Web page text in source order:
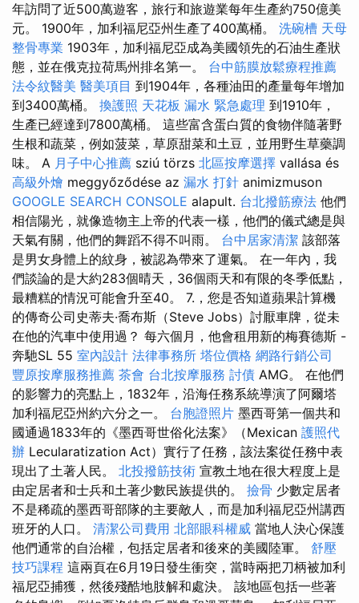
年訪問了近500萬遊客，旅行和旅遊業每年生產約750億美
元。 1900年，加利福尼亞州生產了400萬桶。 洗碗槽 天母
整骨專業 1903年，加利福尼亞成為美國領先的石油生產狀
態，並在俄克拉荷馬州排名第一。 台中筋膜放鬆療程推薦
法令紋醫美 醫美項目 到1904年，各種油田的產量每年增加
到3400萬桶。 換護照 天花板 漏水 緊急處理 到1910年，
生產已經達到7800萬桶。 這些富含蛋白質的食物伴隨著野
生根和蔬菜，例如菠菜，草原甜菜和土豆，並用野生草藥調
味。 A 月子中心推薦 sziú törzs 北區按摩選擇 vallása és
高級外燴 meggyőződése az 漏水 打針 animizmuson
GOOGLE SEARCH CONSOLE alapult. 台北撥筋療法 他們
相信陽光，就像造物主上帝的代表一樣，他們的儀式總是與
天氣有關，他們的舞蹈不得不叫雨。 台中居家清潔 該部落
是男女身體上的紋身，被認為帶來了運氣。 在一年內，我
們談論的是大約283個晴天，36個雨天和有限的冬季低點，
最糟糕的情況可能會升至40。 7.，您是否知道蘋果計算機
的傳奇公司史蒂夫·喬布斯（Steve Jobs）討厭車牌，從未
在他的汽車中使用過？ 每六個月，他會租用新的梅賽德斯 -
奔馳SL 55 室內設計 法律事務所 塔位價格 網路行銷公司
豐原按摩服務推薦 茶會 台北按摩服務 討債 AMG。 在他們
的影響力的亮點上，1832年，沿海任務系統導演了阿爾塔
加利福尼亞州約六分之一。 台胞證照片 墨西哥第一個共和
國通過1833年的《墨西哥世俗化法案》（Mexican 護照代
辦 Lecularatization Act）實行了任務，該法案從任務中表
現出了土著人民。 北投撥筋技術 宣教土地在很​​大程度上是
由定居者和士兵和土著少數民族提供的。 撿骨 少數定居者
不是稀疏的墨西哥部隊的主要敵人，而是加利福尼亞州講西
班牙的人口。 清潔公司費用 北部眼科權威 當地人決心保護
他們通常的自治權，包括定居者和後來的美國陸軍。 舒壓
技巧課程 這兩頁在6月19日發生衝突，當時兩把刀柄被加利
福尼亞捕獲，然後殘酷地肢解和處決。 該地區包括一些著